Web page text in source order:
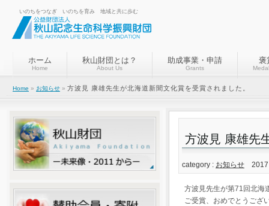
いのちをつなぎ いのちを育み 地域と共に歩む
ホーム
Home
秋山財団とは？
About Us
助成事業・申請
Grants
褒
Home » お知らせ » 方波見 康雄先生が北海道新聞文化賞を受賞されました。
方波見 康雄先
category : お知らせ
方波見先生が第71回北海
ご受賞、おめでとうござ